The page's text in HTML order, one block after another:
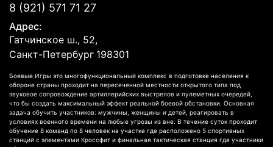
8 (921) 571 71 27
Адрес:
Гатчинское ш., 52,
Санкт-Петербург 198301
Боевые Игры это многофункциональный комплекс в подготовке населения к
обороне страны проходит на пересеченной местности открытого типа под
звуковое сопровождение артиллерийских выстрелов и пулеметных очередей,
что бы создать максимальный эффект реальной боевой обстановки. Основная
задача обучить участников: мужчины, женщины и детей, реагировать в
условиях военного времени на любые угрозы из вне. В течение суток проходит
обучение 8 команд по 8 человек на участке где расположено 5 спортивных
станций с элементами Кроссфит и финальная тактическая станция где участники